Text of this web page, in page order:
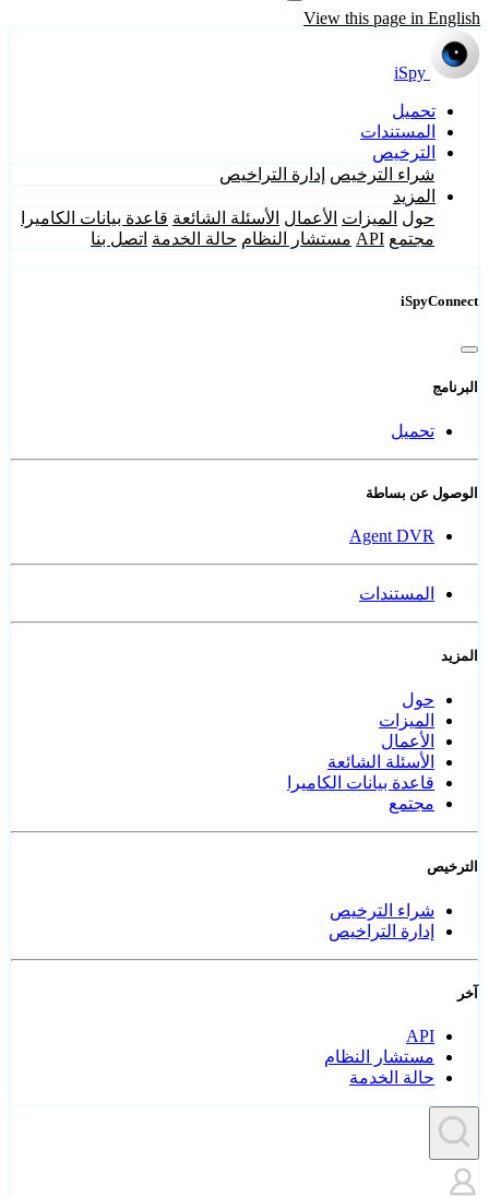
View this page in English
iSpy
تحميل
المستندات
الترخيص
شراء الترخيص إدارة التراخيص
المزيد
حول الميزات الأعمال الأسئلة الشائعة قاعدة بيانات الكاميرا
مجتمع API مستشار النظام حالة الخدمة اتصل بنا
iSpyConnect
البرنامج
تحميل
الوصول عن بساطة
Agent DVR
المستندات
المزيد
حول
الميزات
الأعمال
الأسئلة الشائعة
قاعدة بيانات الكاميرا
مجتمع
الترخيص
شراء الترخيص
إدارة التراخيص
آخر
API
مستشار النظام
حالة الخدمة